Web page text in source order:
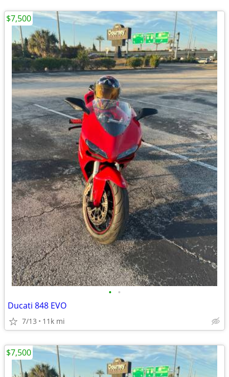
• •
Ducati 848 EVO
7/13 11k mi
$7,500
$7,500